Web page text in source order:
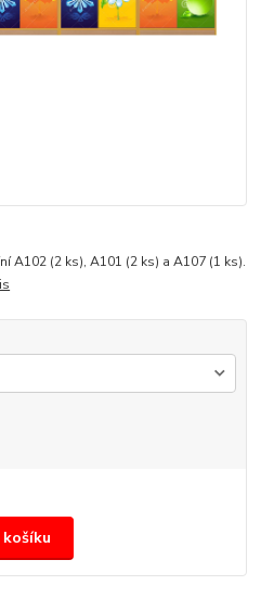
A102 (2 ks), A101 (2 ks) a A107 (1 ks).